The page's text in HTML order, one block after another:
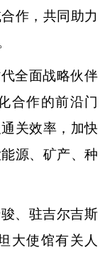
作，共同助力
全面战略伙伴
合作的前沿门
关效率，加快
源、矿产、种
、驻吉尔吉斯
大使馆有关人